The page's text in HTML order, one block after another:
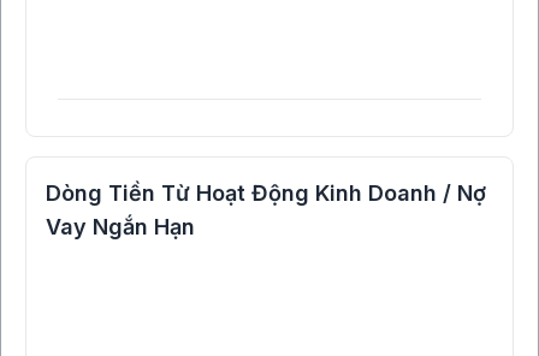
Dòng Tiền Từ Hoạt Động Kinh Doanh / Nợ
Vay Ngắn Hạn